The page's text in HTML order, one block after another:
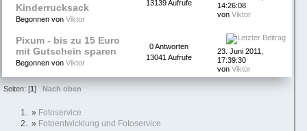
Kinderrucksack
Begonnen von Viktor
13139 Aufrufe
14:26:08
von Viktor
Pixum - bis zu 15 Euro
mit Gutschein sparen
Begonnen von Viktor
0 Antworten
13041 Aufrufe
23. Juni 2011,
17:39:30
von Viktor
Seiten: [1] Nach oben
» Fotoservice
» Fotoentwicklung und Fotoservice